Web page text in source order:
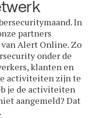
In
partners
Alert Online. Zo
onder de
klanten en
activiteiten zijn te
je de activiteiten
aangemeld? Dat